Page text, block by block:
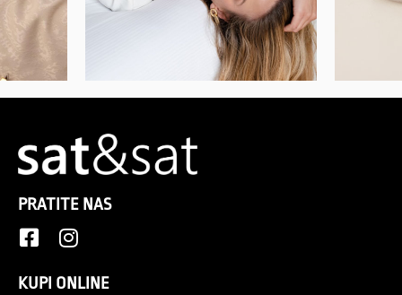
PRATITE NAS
KUPI ONLINE